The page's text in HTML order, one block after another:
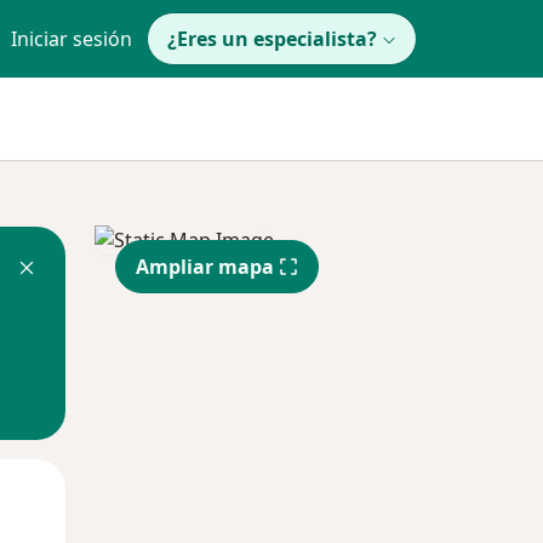
Iniciar sesión ¿Eres un especialista?
Ampliar mapa